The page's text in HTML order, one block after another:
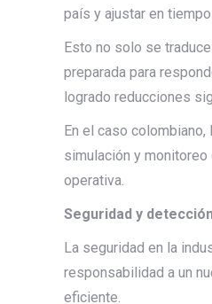
país y ajustar en
Esto no solo se
preparada para
logrado reducciones
En el caso
simulación y
operativa.
Seguridad y
La seguridad en la
responsabilidad a un
eficiente.